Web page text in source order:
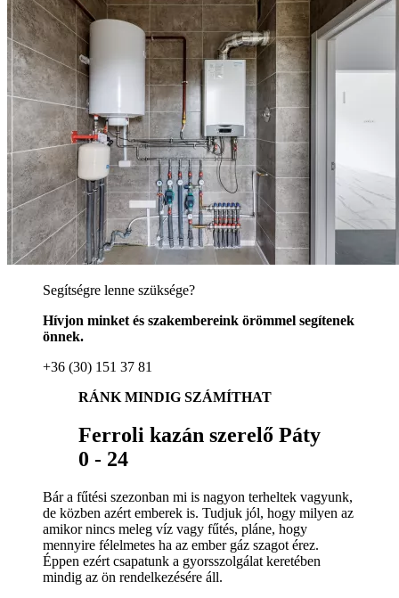
Segítségre lenne szüksége?
Hívjon minket és szakembereink örömmel segítenek
önnek.
+36 (30) 151 37 81
RÁNK MINDIG SZÁMÍTHAT
Ferroli kazán szerelő Páty
0 - 24
Bár a fűtési szezonban mi is nagyon terheltek vagyunk,
de közben azért emberek is. Tudjuk jól, hogy milyen az
amikor nincs meleg víz vagy fűtés, pláne, hogy
mennyire félelmetes ha az ember gáz szagot érez.
Éppen ezért csapatunk a gyorsszolgálat keretében
mindig az ön rendelkezésére áll.